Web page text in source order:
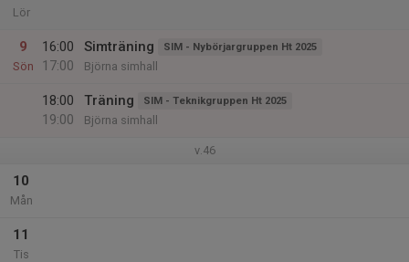
Lör
9
Sön
16:00
17:00
Simträning SIM - Nybörjargruppen Ht 2025
Björna simhall
18:00
19:00
Träning SIM - Teknikgruppen Ht 2025
Björna simhall
v.46
10
Mån
11
Tis